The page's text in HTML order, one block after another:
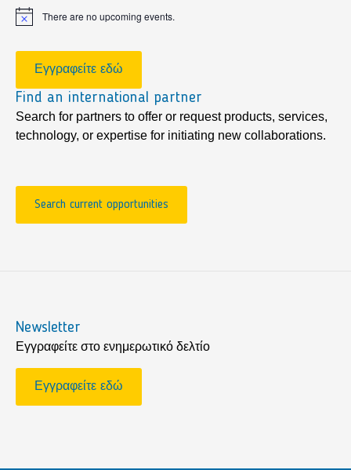
Notice There are no upcoming events.
Εγγραφείτε εδώ
Find an international partner
Search for partners to offer or request products, services,
technology, or expertise for initiating new collaborations.
Search current opportunities
Newsletter
Εγγραφείτε στο ενημερωτικό δελτίο
Εγγραφείτε εδώ